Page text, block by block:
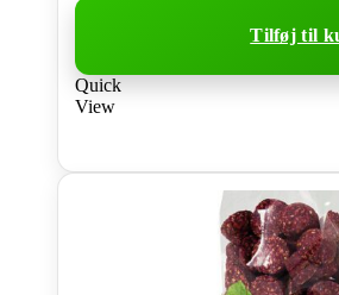
Tilføj til
Quick
View